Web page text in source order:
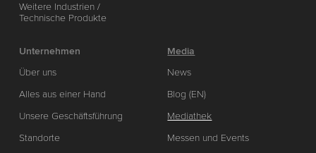
Weitere Industrien /
Technische Produkte
Unternehmen
Über uns
Alles aus einer Hand
Unsere Geschäftsführung
Standorte
Media
News
Blog (EN)
Mediathek
Messen und Events